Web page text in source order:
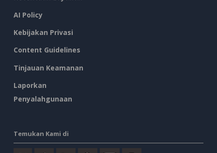
AI Policy
Kebijakan Privasi
Content Guidelines
Tinjauan Keamanan
Laporkan
Penyalahgunaan
Temukan Kami di